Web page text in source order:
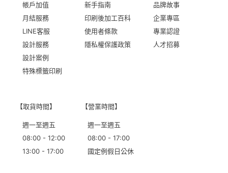
帳戶加值
月結服務
LINE客服
設計服務
設計案例
特殊標籤印刷
新手指南
印刷後加工百科
使用者條款
隱私權保護政策
品牌故事
企業專區
專業認證
人才招募
【取貨時間】
週一至週五
08:00 - 12:00
13:00 - 17:00
【營業時間】
週一至週五
08:00 - 17:00
國定例假日公休